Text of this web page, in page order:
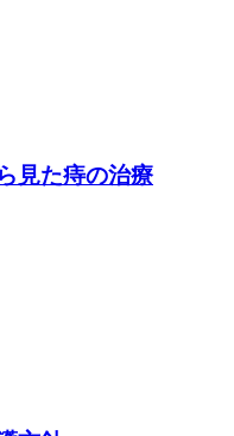
見た痔の治療